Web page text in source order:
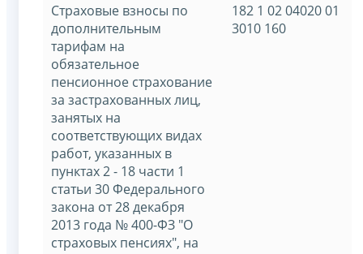
Страховые взносы по
дополнительным
тарифам на
обязательное
пенсионное страхование
за застрахованных лиц,
занятых на
соответствующих видах
работ, указанных в
пунктах 2 - 18 части 1
статьи 30 Федерального
закона от 28 декабря
2013 года № 400-ФЗ "О
страховых пенсиях", на
182 1 02 04020 01
3010 160